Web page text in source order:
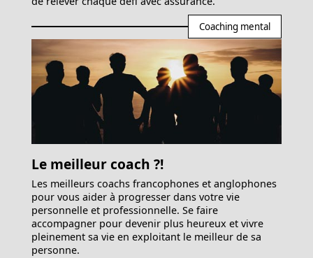
Coaching mental
Le meilleur coach ?!
Les meilleurs coachs francophones et anglophones
pour vous aider à progresser dans votre vie
personnelle et professionnelle. Se faire
accompagner pour devenir plus heureux et vivre
pleinement sa vie en exploitant le meilleur de sa
personne.